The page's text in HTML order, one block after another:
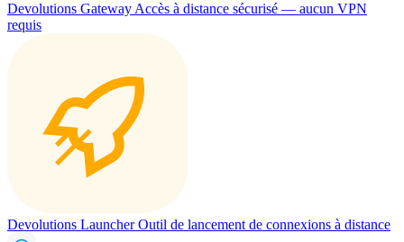
Devolutions Gateway Accès à distance sécurisé — aucun VPN
requis
Devolutions Launcher Outil de lancement de connexions à distance